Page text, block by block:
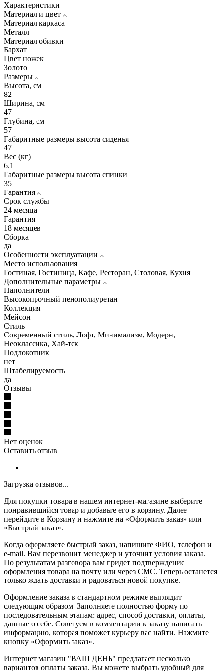
Характеристики
Материал и цвет
Материал каркаса
Металл
Материал обивки
Бархат
Цвет ножек
Золото
Размеры
Высота, см
82
Ширина, см
47
Глубина, см
57
Габаритные размеры высота сиденья
47
Вес (кг)
6.1
Габаритные размеры высота спинки
35
Гарантия
Срок службы
24 месяца
Гарантия
18 месяцев
Сборка
да
Особенности эксплуатации
Место использования
Гостиная, Гостиница, Кафе, Ресторан, Столовая, Кухня
Дополнительные параметры
Наполнители
Высокопрочный пенополиуретан
Коллекция
Мейсон
Стиль
Современный стиль, Лофт, Минимализм, Модерн,
Неоклассика, Хай-тек
Подлокотник
нет
Штабелируемость
да
Отзывы
Нет оценок
Оставить отзыв
Загрузка отзывов...
Для покупки товара в нашем интернет-магазине выберите
понравившийся товар и добавьте его в корзину. Далее
перейдите в Корзину и нажмите на «Оформить заказ» или
«Быстрый заказ».
Когда оформляете быстрый заказ, напишите ФИО, телефон и
e-mail. Вам перезвонит менеджер и уточнит условия заказа.
По результатам разговора вам придет подтверждение
оформления товара на почту или через СМС. Теперь останется
только ждать доставки и радоваться новой покупке.
Оформление заказа в стандартном режиме выглядит
следующим образом. Заполняете полностью форму по
последовательным этапам: адрес, способ доставки, оплаты,
данные о себе. Советуем в комментарии к заказу написать
информацию, которая поможет курьеру вас найти. Нажмите
кнопку «Оформить заказ».
Интернет магазин "ВАШ ДЕНЬ" предлагает несколько
вариантов оплаты заказа. Вы можете выбрать удобный для